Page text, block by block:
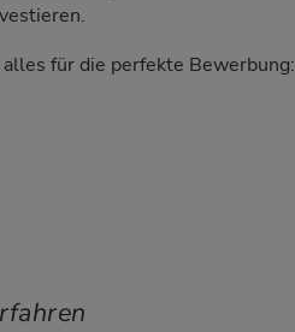
für die perfekte Bewerbung: